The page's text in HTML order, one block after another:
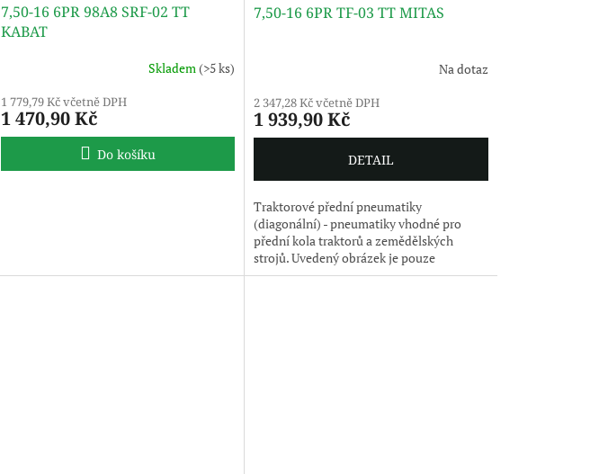
7,50-16 6PR 98A8 SRF-02 TT
KABAT
Skladem(>5 ks)
1 779,79 Kč včetně DPH
1 470,90 Kč
Do košíku
7,50-16 6PR TF-03 TT MITAS
Na dotaz
2 347,28 Kč včetně DPH
1 939,90 Kč
DETAIL
Traktorové přední pneumatiky
(diagonální) - pneumatiky vhodné pro
přední kola traktorů a zemědělských
strojů. Uvedený obrázek je pouze
ilustrativní, pneumatika je dodávána bez